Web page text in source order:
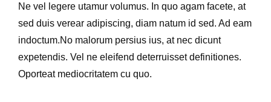
Ne vel legere utamur volumus. In quo agam facete, at
sed duis verear adipiscing, diam natum id sed. Ad eam
indoctum.No malorum persius ius, at nec dicunt
expetendis. Vel ne eleifend deterruisset definitiones.
Oporteat mediocritatem cu quo.